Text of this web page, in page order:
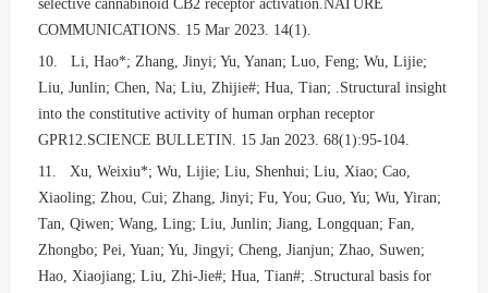
selective cannabinoid CB2 receptor activation.NATURE
COMMUNICATIONS. 15 Mar 2023. 14(1).
10. Li, Hao*; Zhang, Jinyi; Yu, Yanan; Luo, Feng; Wu, Lijie;
Liu, Junlin; Chen, Na; Liu, Zhijie#; Hua, Tian; .Structural insight
into the constitutive activity of human orphan receptor
GPR12.SCIENCE BULLETIN. 15 Jan 2023. 68(1):95-104.
11. Xu, Weixiu*; Wu, Lijie; Liu, Shenhui; Liu, Xiao; Cao,
Xiaoling; Zhou, Cui; Zhang, Jinyi; Fu, You; Guo, Yu; Wu, Yiran;
Tan, Qiwen; Wang, Ling; Liu, Junlin; Jiang, Longquan; Fan,
Zhongbo; Pei, Yuan; Yu, Jingyi; Cheng, Jianjun; Zhao, Suwen;
Hao, Xiaojiang; Liu, Zhi-Jie#; Hua, Tian#; .Structural basis for